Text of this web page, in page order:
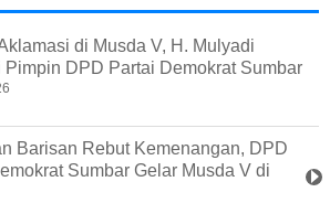
di Musda V, H. Mulyadi
Pimpin DPD Partai Demokrat Sumbar
Barisan Rebut Kemenangan, DPD
Sumbar Gelar Musda V di